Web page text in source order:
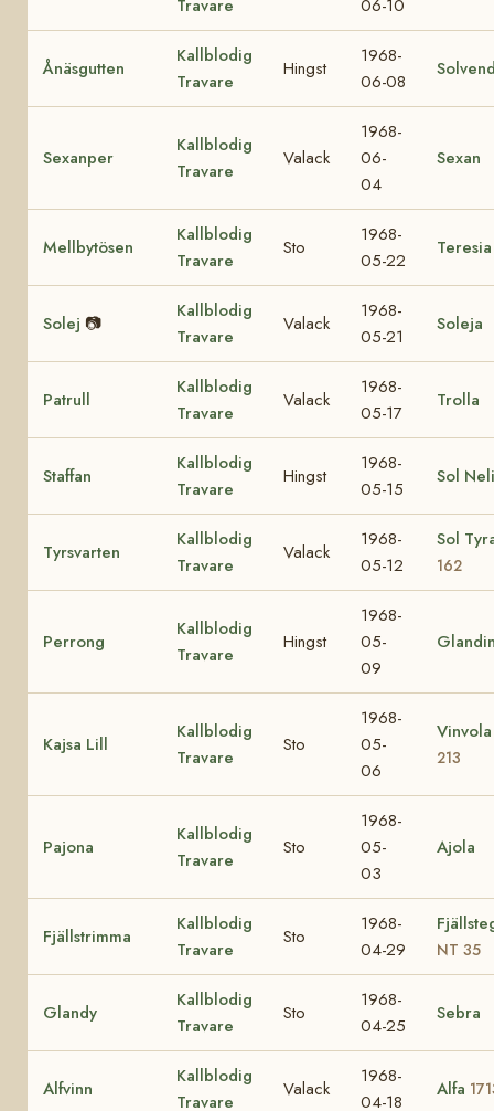
Travare 06-10
Ånäsgutten
Kallblodig
Travare
Hingst
1968-
06-08
Sexanper
Kallblodig
Travare
Valack
1968-
06-
04
Sexan
Mellbytösen
Kallblodig
Travare
Sto
1968-
05-22
Teresia
Solej 📷
Kallblodig
Travare
Valack
1968-
05-21
Soleja
Patrull
Kallblodig
Travare
Valack
1968-
05-17
Trolla
Staffan
Kallblodig
Travare
Hingst
1968-
05-15
Sol Neli
Tyrsvarten
Kallblodig
Travare
Valack
1968-
05-12
Sol
162
Perrong
Kallblodig
Travare
Hingst
1968-
05-
09
Kajsa Lill
Kallblodig
Travare
Sto
1968-
05-
06
213
Pajona
Kallblodig
Travare
Sto
1968-
05-
03
Ajola
Fjällstrimma
Kallblodig
Travare
Sto
1968-
04-29
NT 35
Glandy
Kallblodig
Travare
Sto
1968-
04-25
Sebra
Alfvinn
Kallblodig
Travare
Valack
1968-
04-18
Alfa